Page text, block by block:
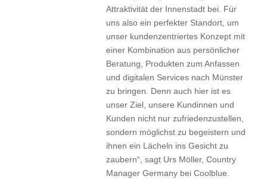
Attraktivität der Innenstadt bei. Für
uns also ein perfekter Standort, um
unser kundenzentriertes Konzept mit
einer Kombination aus persönlicher
Beratung, Produkten zum Anfassen
und digitalen Services nach Münster
zu bringen. Denn auch hier ist es
unser Ziel, unsere Kundinnen und
Kunden nicht nur zufriedenzustellen,
sondern möglichst zu begeistern und
ihnen ein Lächeln ins Gesicht zu
zaubern“, sagt Urs Möller, Country
Manager Germany bei Coolblue.